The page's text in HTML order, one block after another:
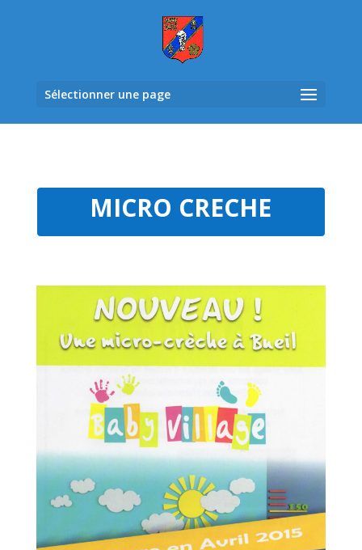
Sélectionner une page
MICRO CRECHE